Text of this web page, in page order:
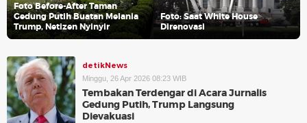
Foto Before-After Taman
Gedung Putih Buatan Melania
Trump, Netizen Nyinyir
Foto: Saat White House
Direnovasi
detikNews
Minggu, 26 Apr 2026 08:23 WIB
Tembakan Terdengar di Acara Jurnalis
Gedung Putih, Trump Langsung
Dievakuasi